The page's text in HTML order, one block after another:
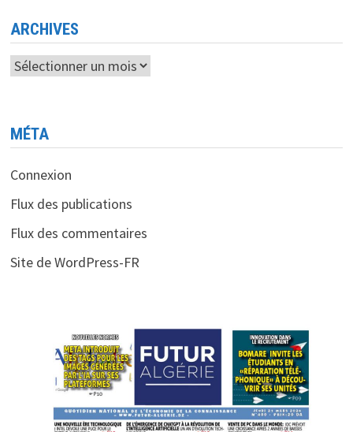
NUMÉRIQUE
ARCHIVES
Archives
MÉTA
Connexion
Flux des publications
Flux des commentaires
Site de WordPress-FR